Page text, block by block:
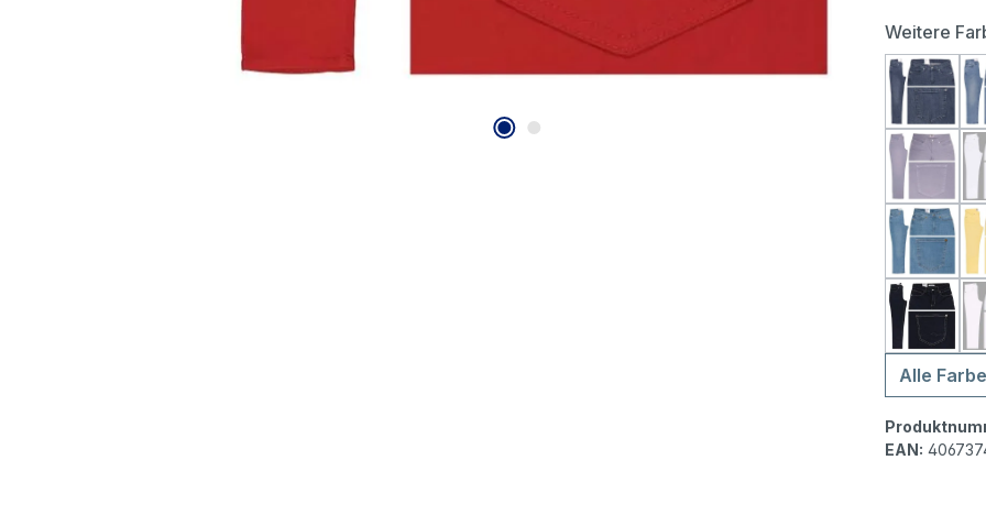
Weitere
MAC
MAC
MAC
MAC
Alle
EAN: